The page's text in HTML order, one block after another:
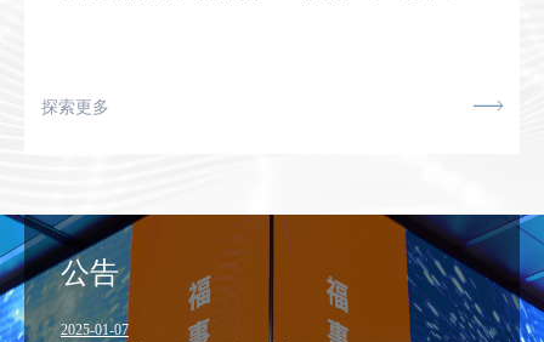
探索更多
公告
2025-01-07